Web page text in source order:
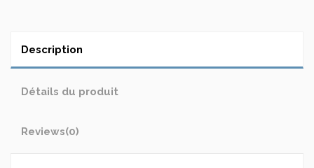
Description
Détails du produit
Reviews(0)